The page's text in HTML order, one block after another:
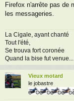
s
s
e
Firefox n'arrête pas de
les messageries.
La Cigale, ayant chanté
Tout l'été,
Se trouva fort coronée
Quand la bise fut venue...
Vieux motard
le jobastre